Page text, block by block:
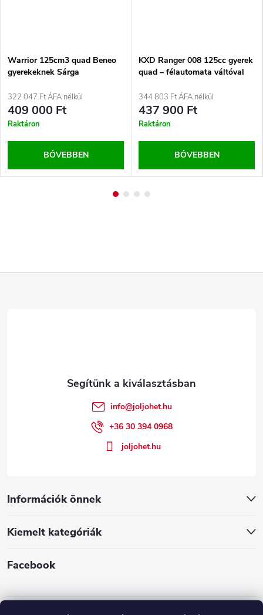
Warrior 125cm3 quad Beneo
gyerekeknek Sárga
322 047 Ft ÁFA nélkül
409 000 Ft
Raktáron
BŐVEBBEN
KXD Ranger 008 125cc gyerek
quad – félautomata váltóval
344 803 Ft ÁFA nélkül
437 900 Ft
Raktáron
BŐVEBBEN
Információk önnek
Kiemelt kategóriák
Facebook
info@joljohet.hu
+36 30 394 0968
joljohet.hu